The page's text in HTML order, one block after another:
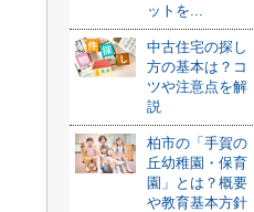
ットを...
中古住宅の探し
方の基本は？コ
ツや注意点を解
説
柏市の「手賀の
丘幼稚園・保育
園」とは？概要
や教育基本方針